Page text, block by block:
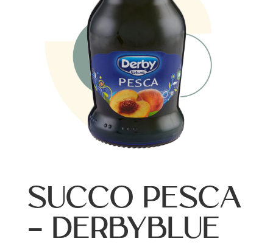
SUCCO PESCA
– DERBYBLUE